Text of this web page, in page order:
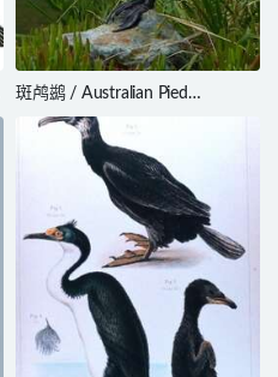
斑鸬鹚 / Australian Pied
Cormorant / Phalacrocorax varius